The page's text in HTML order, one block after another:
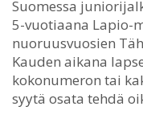
Suomessa
5-vuotiaana Lapio-
nuoruusvuosien
Kauden aikana
kokonumeron tai
syytä osata tehdä